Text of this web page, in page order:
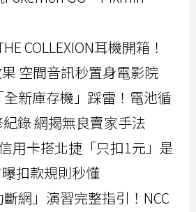
COLLEXION耳機開箱！
空間音訊秒置身電影院
新庫存機」踩雷！電池循
錄 網揭無良賣家手法
用卡搭北捷「只扣1元」是
扣款規則秒懂
網」演習完整指引！NCC